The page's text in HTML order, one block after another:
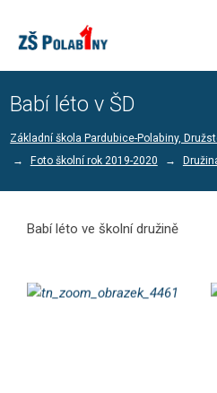
Babí léto v ŠD
Základní škola Pardubice-Polabiny,
Foto školní rok 2019-2020
Babí léto ve školní družině